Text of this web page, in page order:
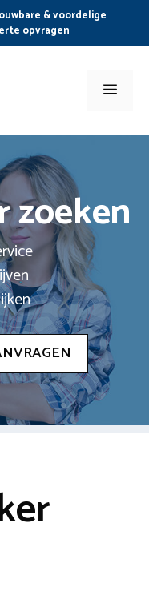
& voordelige
opvragen
Menu
zoeken